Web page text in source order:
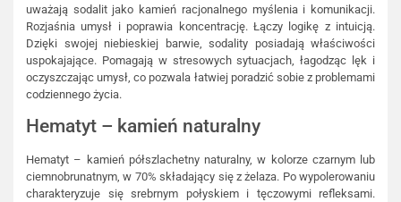
uważają sodalit jako kamień racjonalnego myślenia i komunikacji.
Rozjaśnia umysł i poprawia koncentrację. Łączy logikę z intuicją.
Dzięki swojej niebieskiej barwie, sodality posiadają właściwości
uspokajające. Pomagają w stresowych sytuacjach, łagodząc lęk i
oczyszczając umysł, co pozwala łatwiej poradzić sobie z problemami
codziennego życia.
Hematyt – kamień naturalny
Hematyt – kamień półszlachetny naturalny, w kolorze czarnym lub
ciemnobrunatnym, w 70% składający się z żelaza. Po wypolerowaniu
charakteryzuje się srebrnym połyskiem i tęczowymi refleksami.